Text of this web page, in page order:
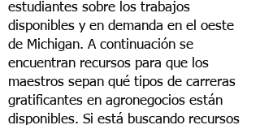
estudiantes sobre los trabajos
disponibles y en demanda en el oeste
de Michigan. A continuación se
encuentran recursos para que los
maestros sepan qué tipos de carreras
gratificantes en agronegocios están
disponibles. Si está buscando recursos